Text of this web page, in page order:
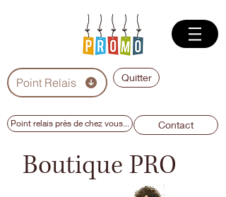
Point Relais Quitter
Point relais près de chez vous... Contact
Boutique PRO